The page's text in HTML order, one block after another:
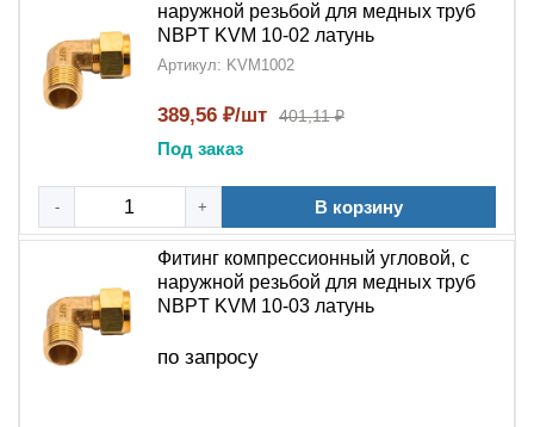
наружной резьбой для медных труб
NBPT KVM 10-02 латунь
Артикул: KVM1002
389,56 ₽/шт 401,11 ₽
Под заказ
- + В корзину
Фитинг компрессионный угловой, с
наружной резьбой для медных труб
NBPT KVM 10-03 латунь
по запросу